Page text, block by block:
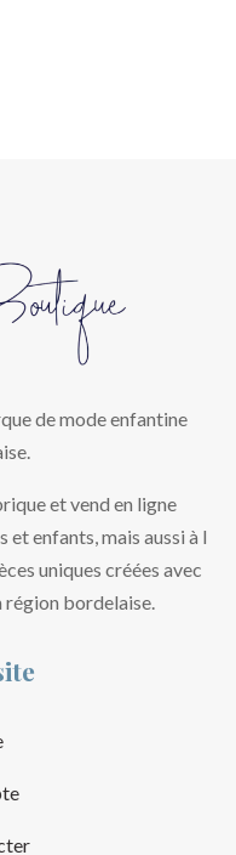
de mode enfantine
et vend en ligne
et enfants, mais aussi à l
uniques créées avec
région bordelaise.